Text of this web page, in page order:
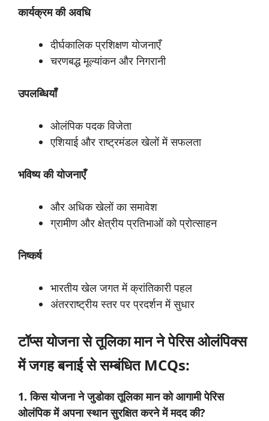
कार्यक्रम की अवधि
दीर्घकालिक प्रशिक्षण योजनाएँ
चरणबद्ध मूल्यांकन और निगरानी
उपलब्धियाँ
ओलंपिक पदक विजेता
एशियाई और राष्ट्रमंडल खेलों में सफलता
भविष्य की योजनाएँ
और अधिक खेलों का समावेश
ग्रामीण और क्षेत्रीय प्रतिभाओं को प्रोत्साहन
निष्कर्ष
भारतीय खेल जगत में क्रांतिकारी पहल
अंतरराष्ट्रीय स्तर पर प्रदर्शन में सुधार
टॉप्स योजना से तूलिका मान ने पेरिस ओलंपिक्स
में जगह बनाई से सम्बंधित MCQs:
1. किस योजना ने जुडोका तूलिका मान को आगामी पेरिस
ओलंपिक में अपना स्थान सुरक्षित करने में मदद की?